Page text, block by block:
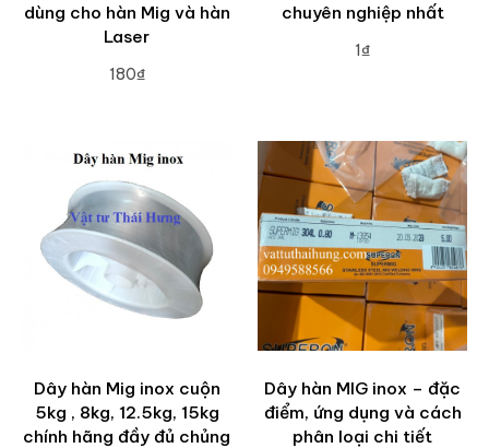
dùng cho hàn Mig và hàn
Laser
180₫
chuyên nghiệp nhất
1₫
Dây hàn Mig inox cuộn
5kg , 8kg, 12.5kg, 15kg
chính hãng đầy đủ chủng
Dây hàn MIG inox – đặc
điểm, ứng dụng và cách
phân loại chi tiết